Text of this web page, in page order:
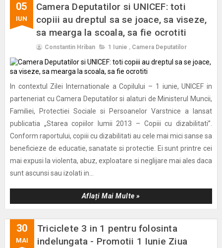
05
IUN
Camera Deputatilor si UNICEF: toti
copiii au dreptul sa se joace, sa viseze,
sa mearga la scoala, sa fie ocrotiti
Constantin Hriban 1 Iunie , Camera Deputatilor
In contextul Zilei Internationale a Copilului – 1 iunie, UNICEF in
parteneriat cu Camera Deputatilor si alaturi de Ministerul Muncii,
Familiei, Protectiei Sociale si Persoanelor Varstnice a lansat
publicatia „Starea copiilor lumii 2013 – Copiii cu dizabilitati”.
Conform raportului, copiii cu dizabilitati au cele mai mici sanse sa
beneficieze de educatie, sanatate si protectie. Ei sunt printre cei
mai expusi la violenta, abuz, exploatare si neglijare mai ales daca
sunt ascunsi sau izolati in...
Aflați Mai Multe »
30
MAI
Triciclete 3 in 1 pentru folosinta
indelungata - Promotii 1 Iunie Ziua